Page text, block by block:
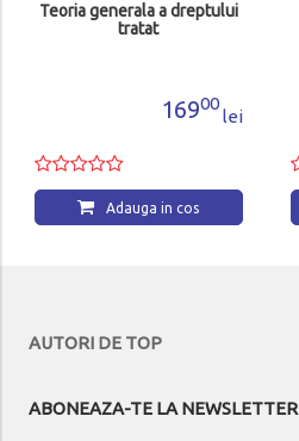
Teoria generala a dreptului
tratat
16900
lei
Adauga in cos
AUTORI DE TOP
ABONEAZA-TE LA NEWSLETTER